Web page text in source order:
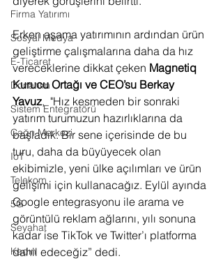
Firma Yatırımı
Sosyal Medya
E-Ticaret
Donanım
Sistem Entegratörü
Çağrı Merkezi
IoT
Telekom
5G
Seyahat
Kadın
Erken aşama yatırımının ardından ürün
geliştirme çalışmalarına daha da hız
vereceklerine dikkat çeken Magnetiq
Kurucu Ortağı ve CEO’su Berkay
Yavuz,  "Hız kesmeden bir sonraki
yatırım turumuzun hazırlıklarına da
başladık. Bir sene içerisinde de bu
turu, daha da büyüyecek olan
ekibimizle, yeni ülke açılımları ve ürün
gelişimi için kullanacağız. Eylül ayında
Google entegrasyonu ile arama ve
görüntülü reklam ağlarını, yılı sonuna
kadar ise TikTok ve Twitter’ı platforma
dahil edeceğiz” dedi.